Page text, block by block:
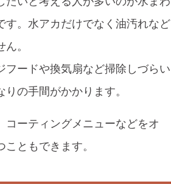
す。水アカだけでなく油汚れなど
。
ードや換気扇など掃除しづらい
の手間がかかります。
ーティングメニューなどをオ
ともできます。